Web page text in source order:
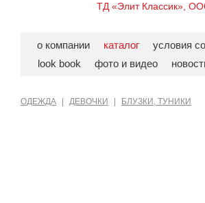
ТД «Элит Классик»,
о компании каталог
условия
look book
фото и видео
ОДЕЖДА ДЕВОЧКИ БЛУЗКИ, ТУНИКИ